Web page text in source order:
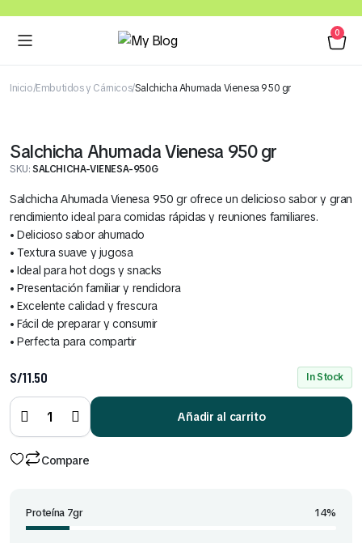
0
Inicio Embutidos y Cárnicos Salchicha Ahumada Vienesa 950 gr
Salchicha Ahumada Vienesa 950 gr
SKU:SALCHICHA-VIENESA-950G
Salchicha Ahumada Vienesa 950 gr ofrece un delicioso sabor y gran
rendimiento ideal para comidas rápidas y reuniones familiares.
• Delicioso sabor ahumado
• Textura suave y jugosa
• Ideal para hot dogs y snacks
• Presentación familiar y rendidora
• Excelente calidad y frescura
• Fácil de preparar y consumir
• Perfecta para compartir
S/11.50 In Stock
Salchicha
Ahumada
Vienesa
950 gr
quantity
Añadir al carrito
Compare
Proteína 7gr 14%